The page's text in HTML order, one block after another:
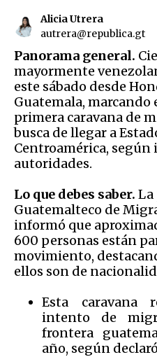
Alicia Utrera
autrera@republica.gt
Panorama general.
mayormente
este sábado desde
Guatemala, marcando
primera caravana de
busca de llegar a
Centroamérica,
autoridades.
Lo que debes saber.
Guatemalteco de
informó que
600 personas están
movimiento,
ellos son de
Esta caravana
intento de
frontera
año, según